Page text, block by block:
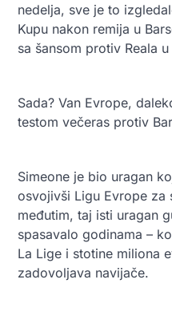
nedelja, sve je to
Kupu nakon remija u
sa šansom protiv Reala
Sada? Van Evrope,
testom večeras protiv
Simeone je bio uragan
osvojivši Ligu Evrope za
međutim, taj isti uragan
spasavalo godinama –
La Lige i stotine miliona
zadovoljava navijače.